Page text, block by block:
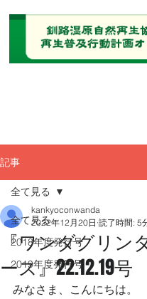
記事
全て見る
2018年度発行号
2019年度発行号
全て見る
『ワンダグリ
ース』22.12.19号
kankyoconwanda
2022年12月20日 読了時間: 5
みなさま、こんにちは。